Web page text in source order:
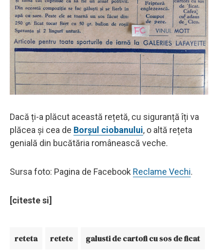
Dacă ți-a plăcut această rețetă, cu siguranță îți va
plăcea și cea de Borșul ciobanului, o altă rețeta
genială din bucătăria românească veche.
Sursa foto: Pagina de Facebook Reclame Vechi.
[citeste si]
reteta retete galusti de cartofi cu sos de ficat